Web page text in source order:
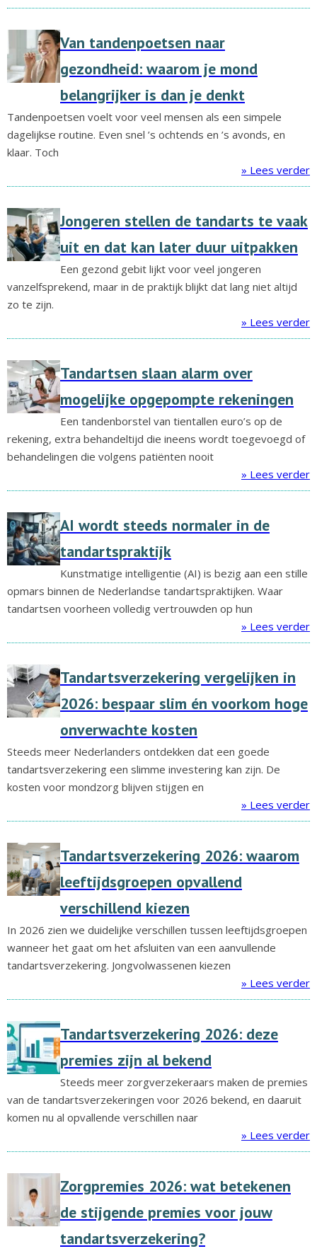
Van tandenpoetsen naar
gezondheid: waarom je mond
belangrijker is dan je denkt
Tandenpoetsen voelt voor veel mensen als een simpele
dagelijkse routine. Even snel ’s ochtends en ’s avonds, en
klaar. Toch
» Lees verder
Jongeren stellen de tandarts te vaak
uit en dat kan later duur uitpakken
Een gezond gebit lijkt voor veel jongeren
vanzelfsprekend, maar in de praktijk blijkt dat lang niet altijd
zo te zijn.
» Lees verder
Tandartsen slaan alarm over
mogelijke opgepompte rekeningen
Een tandenborstel van tientallen euro’s op de
rekening, extra behandeltijd die ineens wordt toegevoegd of
behandelingen die volgens patiënten nooit
» Lees verder
AI wordt steeds normaler in de
tandartspraktijk
Kunstmatige intelligentie (AI) is bezig aan een stille
opmars binnen de Nederlandse tandartspraktijken. Waar
tandartsen voorheen volledig vertrouwden op hun
» Lees verder
Tandartsverzekering vergelijken in
2026: bespaar slim én voorkom hoge
onverwachte kosten
Steeds meer Nederlanders ontdekken dat een goede
tandartsverzekering een slimme investering kan zijn. De
kosten voor mondzorg blijven stijgen en
» Lees verder
Tandartsverzekering 2026: waarom
leeftijdsgroepen opvallend
verschillend kiezen
In 2026 zien we duidelijke verschillen tussen leeftijdsgroepen
wanneer het gaat om het afsluiten van een aanvullende
tandartsverzekering. Jongvolwassenen kiezen
» Lees verder
Tandartsverzekering 2026: deze
premies zijn al bekend
Steeds meer zorgverzekeraars maken de premies
van de tandartsverzekeringen voor 2026 bekend, en daaruit
komen nu al opvallende verschillen naar
» Lees verder
Zorgpremies 2026: wat betekenen
de stijgende premies voor jouw
tandartsverzekering?